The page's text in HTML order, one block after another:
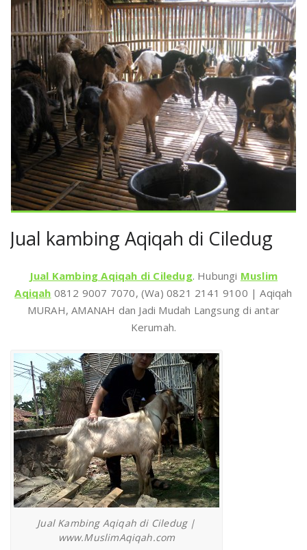
Jual kambing Aqiqah di Ciledug
Jual Kambing Aqiqah di Ciledug. Hubungi Muslim
Aqiqah 0812 9007 7070, (Wa) 0821 2141 9100 | Aqiqah
MURAH, AMANAH dan Jadi Mudah Langsung di antar
Kerumah.
Jual Kambing Aqiqah di Ciledug |
www.MuslimAqiqah.com